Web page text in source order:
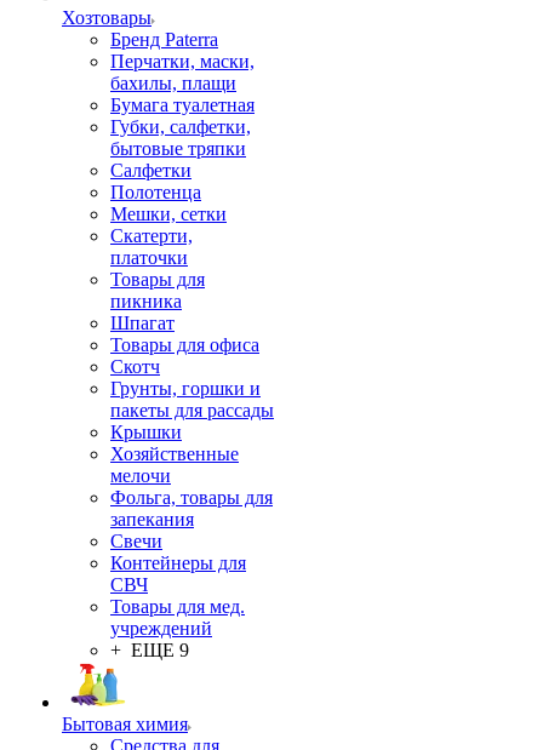
Хозтовары
Бренд Paterra
Перчатки, маски,
бахилы, плащи
Бумага туалетная
Губки, салфетки,
бытовые тряпки
Салфетки
Полотенца
Мешки, сетки
Скатерти,
платочки
Товары для
пикника
Шпагат
Товары для офиса
Скотч
Грунты, горшки и
пакеты для рассады
Крышки
Хозяйственные
мелочи
Фольга, товары для
запекания
Свечи
Контейнеры для
СВЧ
Товары для мед.
учреждений
+ ЕЩЕ 9
Бытовая химия
Средства для